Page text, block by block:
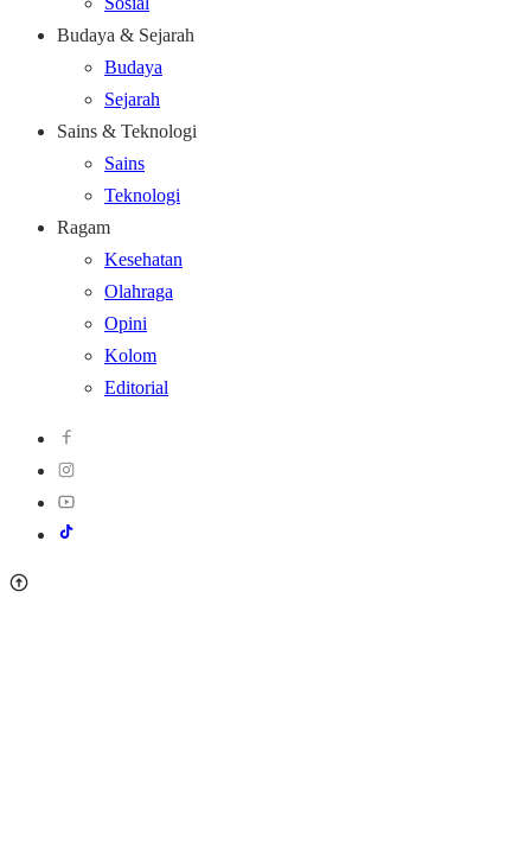
Budaya & Sejarah
Budaya
Sejarah
Sains & Teknologi
Sains
Teknologi
Ragam
Kesehatan
Olahraga
Opini
Kolom
Editorial